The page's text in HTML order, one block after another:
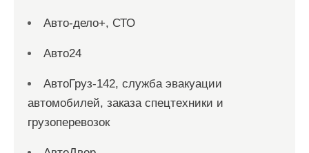
Авто-дело+, СТО
Авто24
АвтоГруз-142, служба эвакуации
автомобилей, заказа спецтехники и
грузоперевозок